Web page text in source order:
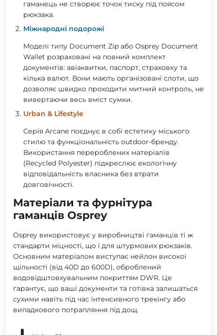
гаманець не створює точок тиску під поясом
рюкзака.
Міжнародні подорожі
Моделі типу Document Zip або Osprey Document
Wallet розраховані на повний комплект
документів: авіаквитки, паспорт, страховку та
кілька валют. Вони мають організовані слоти, що
дозволяє швидко проходити митний контроль, не
вивертаючи весь вміст сумки.
Urban & Lifestyle
Серія Arcane поєднує в собі естетику міського
стилю та функціональність outdoor-бренду.
Використання перероблених матеріалів
(Recycled Polyester) підкреслює екологічну
відповідальність власника без втрати
довговічності.
Матеріали та фурнітура
гаманців Osprey
Osprey використовує у виробництві гаманців ті ж
стандарти міцності, що і для штурмових рюкзаків.
Основним матеріалом виступає нейлон високої
щільності (від 40D до 600D), оброблений
водовідштовхувальним покриттям DWR. Це
гарантує, що ваші документи та готівка залишаться
сухими навіть під час інтенсивного трекінгу або
випадкового потрапляння під дощ.